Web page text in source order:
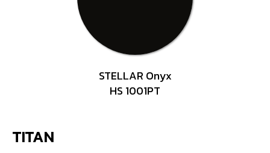
STELLAR Onyx
HS 1001PT
TITAN